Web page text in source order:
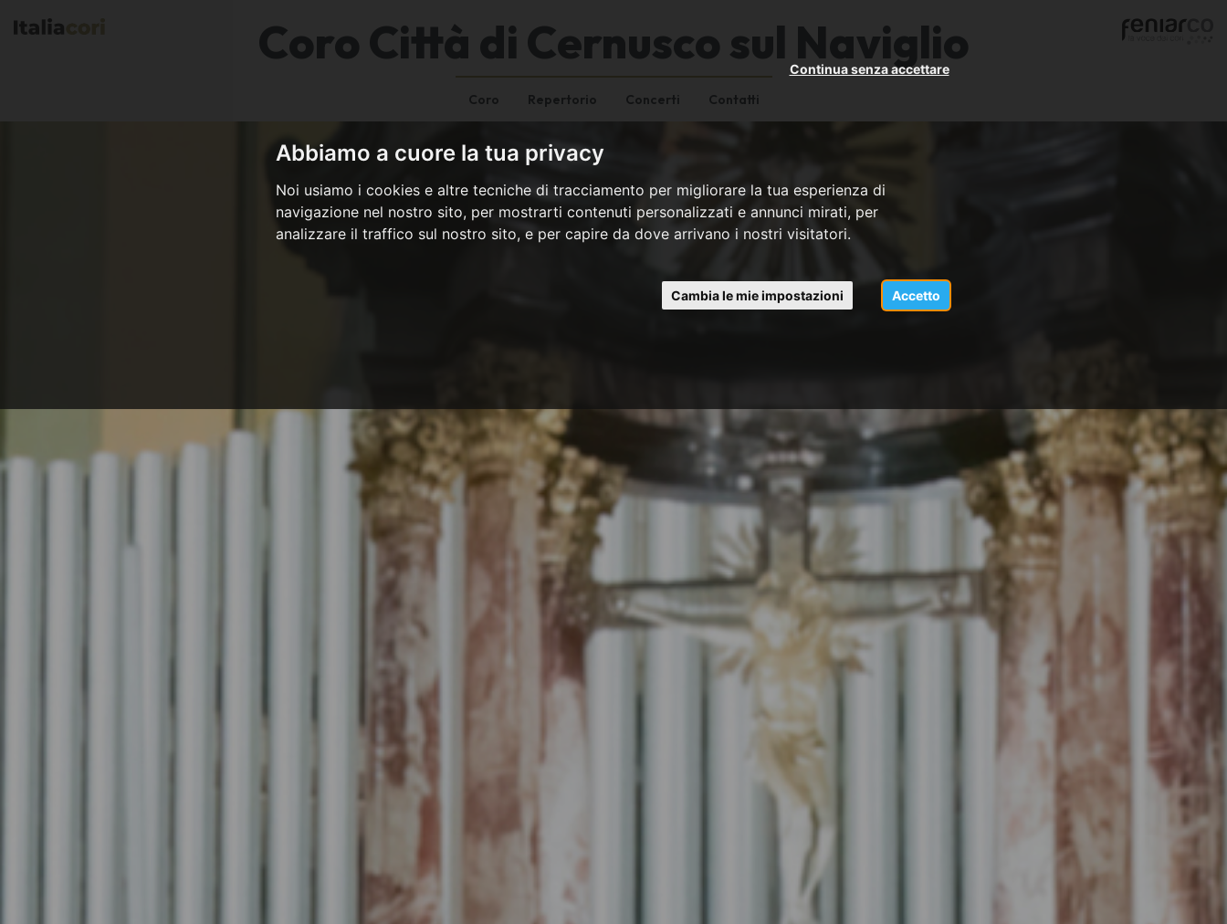
Abbiamo a cuore la tua privacy
Noi usiamo i cookies e altre tecniche di tracciamento per migliorare la tua esperienza di
navigazione nel nostro sito, per mostrarti contenuti personalizzati e annunci mirati, per
analizzare il traffico sul nostro sito, e per capire da dove arrivano i nostri visitatori.
Accetto
Continua senza accettare
Cambia le mie impostazioni
Coro Città di Cernusco sul Naviglio
Coro Repertorio Concerti Contatti